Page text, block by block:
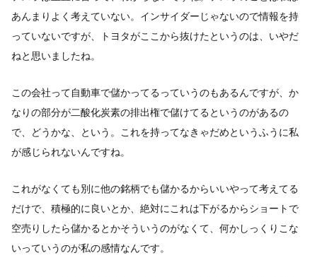
あんまりよく考えていない。インサイダーじゃないので情報を持
っていないですが、トヨタがここから抜けたというのは、いやだ
ねと思いましたね。
この会社って自動車で儲かってるっていうのもあるんですが、か
なりの部分が二酸化炭素の排出権で儲けてるというのがあるの
で、どうかな、という。これを持ってなきゃだめというふうに私
が感じられないんですね。
これがなくても別に他の銘柄でも儲かるからいいやって考えてる
だけで、積極的に良いとか、絶対にこれは下がるからショートで
空売りしたら儲かるとかそういうのがなくて、何かしっくりこな
いっていうのが私の感情なんです。